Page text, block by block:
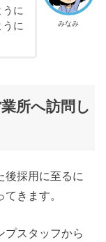
みなみ
うに
うに
所へ訪問し
後採用に至るに
きます。
プスタッフから